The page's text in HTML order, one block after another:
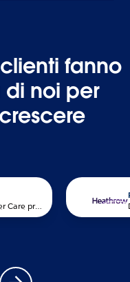
fanno
noi per
Care presso Volkswagen Group
Peter
Direttore